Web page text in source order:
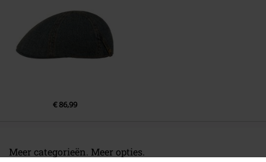
€ 86,99
Meer categorieën. Meer opties.